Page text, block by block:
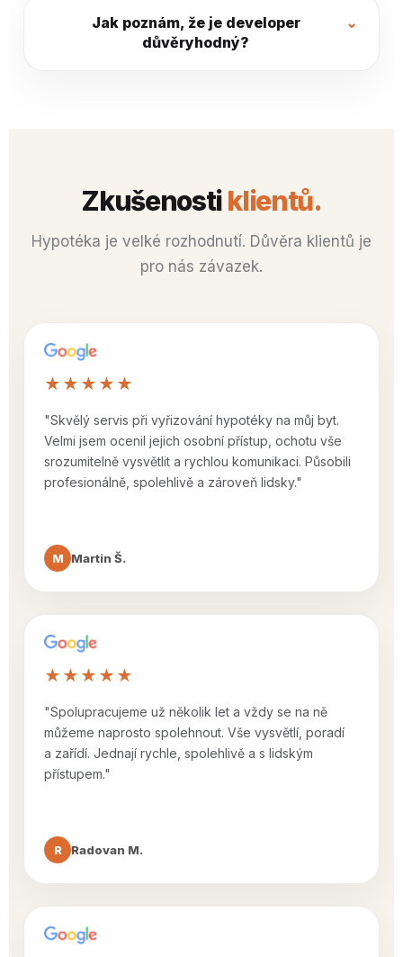
Jak poznám, že je developer
důvěryhodný?
Zkušenostiklientů.
Hypotéka je velké rozhodnutí. Důvěra klientů je
pro nás závazek.
★★★★★
"Skvělý servis při vyřizování hypotéky na můj byt.
Velmi jsem ocenil jejich osobní přístup, ochotu vše
srozumitelně vysvětlit a rychlou komunikaci. Působili
profesionálně, spolehlivě a zároveň lidsky."
M Martin Š.
★★★★★
"Spolupracujeme už několik let a vždy se na ně
můžeme naprosto spolehnout. Vše vysvětlí, poradí
a zařídí. Jednají rychle, spolehlivě a s lidským
přístupem."
R Radovan M.